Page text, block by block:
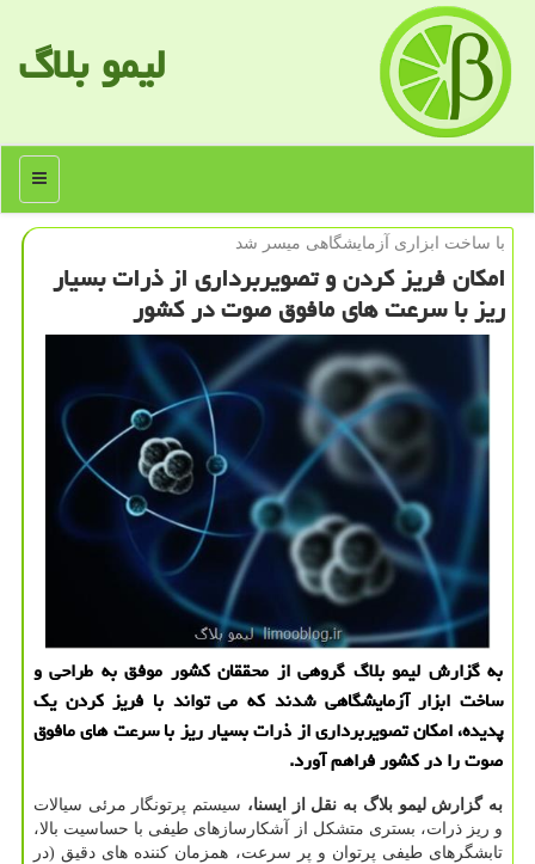
لیمو بلاگ
منو
با ساخت ابزاری آزمایشگاهی میسر شد
امكان فریز كردن و تصویربرداری از ذرات بسیار
ریز با سرعت های مافوق صوت در كشور
به گزارش لیمو بلاگ گروهی از محققان كشور موفق به طراحی و
ساخت ابزار آزمایشگاهی شدند كه می تواند با فریز كردن یك
پدیده، امكان تصویربرداری از ذرات بسیار ریز با سرعت های مافوق
صوت را در كشور فراهم آورد.
به گزارش لیمو بلاگ به نقل از ایسنا، سیستم پرتونگار مرئی سیالات
و ریز ذرات، بستری متشكل از آشكارسازهای طیفی با حساسیت بالا،
تابشگرهای طیفی پرتوان و پر سرعت، همزمان كننده های دقیق (در